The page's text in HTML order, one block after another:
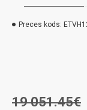
Preces kods:
19 051.45€